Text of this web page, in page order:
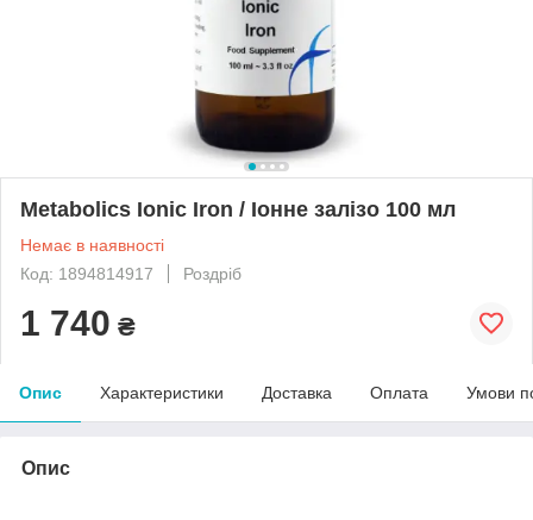
Metabolics Ionic Iron / Іонне залізо 100 мл
Немає в наявності
Код: 1894814917
Роздріб
1 740 ₴
Опис Характеристики Доставка Оплата Умови
Опис